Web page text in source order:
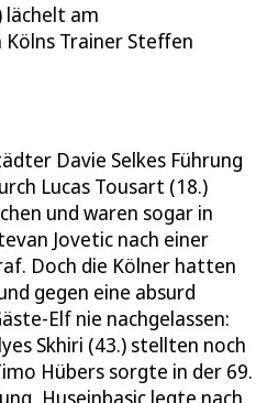
lächelt am
Trainer Steffen
Davie Selkes Führung
Lucas Tousart (18.)
und waren sogar in
Jovetic nach einer
Doch die Kölner hatten
gegen eine absurd
Elf nie nachgelassen:
Skhiri (43.) stellten noch
Hübers sorgte in der 69.